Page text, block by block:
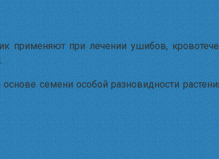
применяют при лечении ушибов,
семени особой разновидности